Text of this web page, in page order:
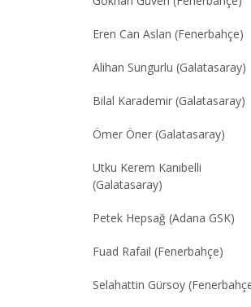
Eren Can Aslan (Fenerbahçe)
Alihan Sungurlu (Galatasaray)
Bilal Karademir (Galatasaray)
Ömer Öner (Galatasaray)
Utku Kerem Kanıbelli
(Galatasaray)
Petek Hepsağ (Adana GSK)
Fuad Rafail (Fenerbahçe)
Selahattin Gürsoy